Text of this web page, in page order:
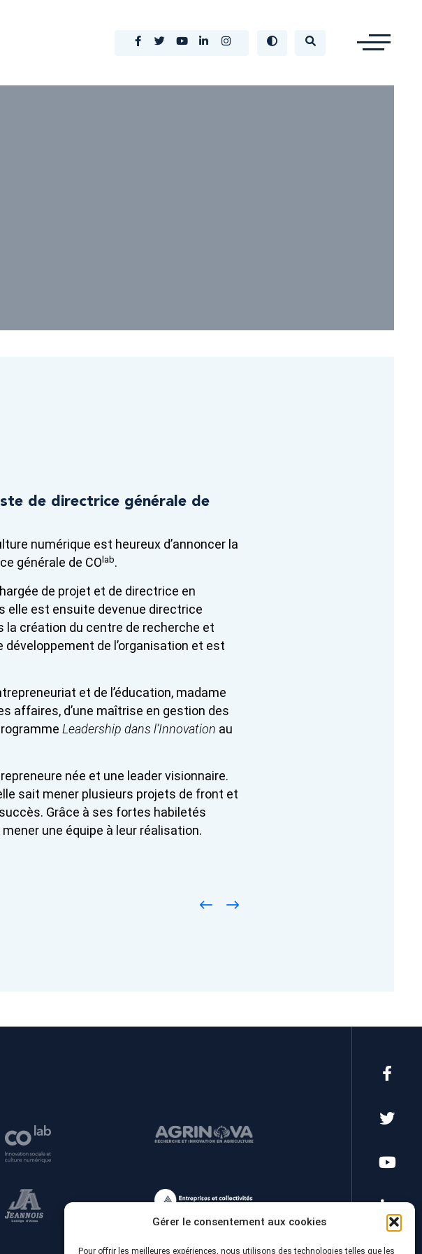
Gérer le consentement aux cookies
Pour offrir les meilleures expériences, nous utilisons des technologies telles que les
de directrice générale de
numérique est heureux d’annoncer la
générale de COlab.
de projet et de directrice en
elle est ensuite devenue directrice
la création du centre de recherche et
de l’organisation et est
et de l’éducation, madame
affaires, d’une maîtrise en gestion des
Leadership dans l’Innovation au
née et une leader visionnaire.
sait mener plusieurs projets de front et
Grâce à ses fortes habiletés
une équipe à leur réalisation.